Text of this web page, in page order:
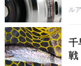
ル
千
戦